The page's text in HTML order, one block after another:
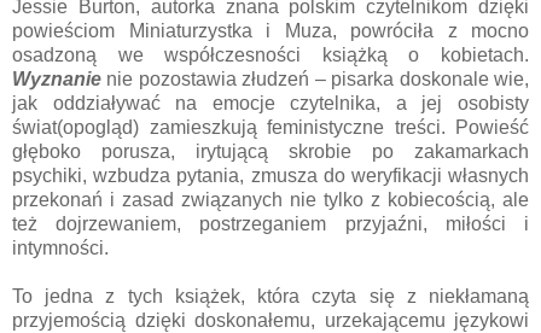
Jessie Burton, autorka znana polskim czytelnikom dzięki
powieściom Miniaturzystka i Muza, powróciła z mocno
osadzoną we współczesności książką o kobietach.
Wyznanie nie pozostawia złudzeń – pisarka doskonale wie,
jak oddziaływać na emocje czytelnika, a jej osobisty
świat(opogląd) zamieszkują feministyczne treści. Powieść
głęboko porusza, irytującą skrobie po zakamarkach
psychiki, wzbudza pytania, zmusza do weryfikacji własnych
przekonań i zasad związanych nie tylko z kobiecością, ale
też dojrzewaniem, postrzeganiem przyjaźni, miłości i
intymności.
To jedna z tych książek, która czyta się z niekłamaną
przyjemością dzięki doskonałemu, urzekającemu językowi